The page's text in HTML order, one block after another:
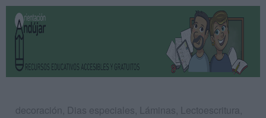
decoración, Dias especiales, Láminas, Lectoescritura,